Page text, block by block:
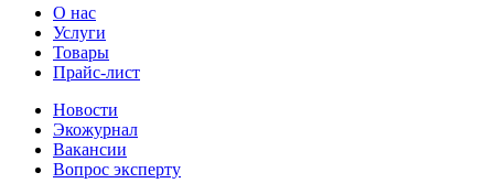
О нас
Услуги
Товары
Прайс-лист
Новости
Экожурнал
Вакансии
Вопрос эксперту